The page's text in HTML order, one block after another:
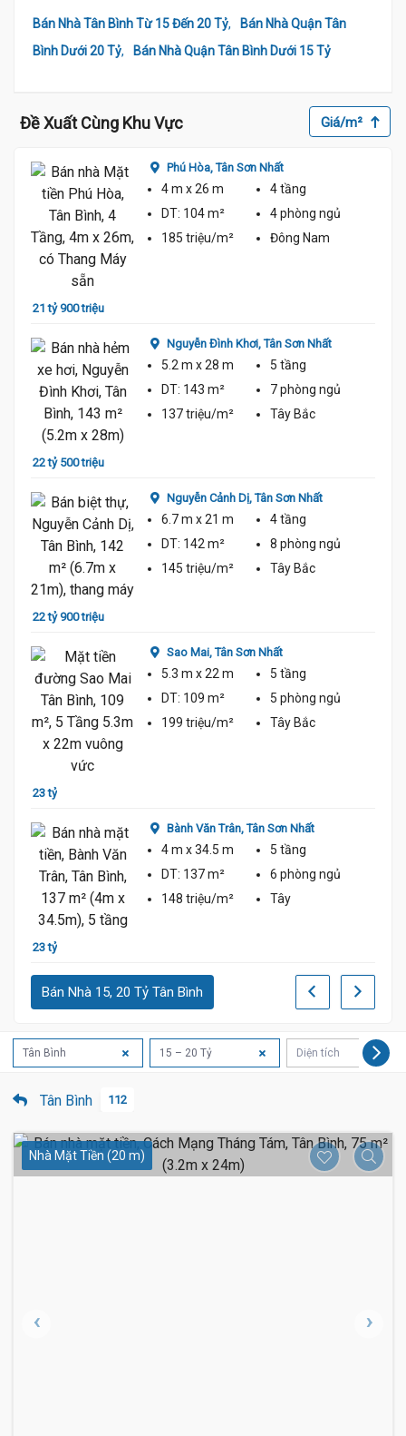
Bán Nhà Tân Bình Từ 15 Đến 20 Tỷ,
Bán Nhà Quận Tân
Bình Dưới 20 Tỷ, Bán Nhà Quận Tân Bình Dưới 15 Tỷ
Đề Xuất Cùng Khu Vực Giá/m²
21 tỷ 900 triệu
Phú Hòa,Tân Sơn Nhất
4 m x 26 m
4 tầng
DT: 104 m² 4 phòng ngủ
185 triệu/m²
Đông Nam
22 tỷ 500 triệu
Nguyễn Đình Khơi,Tân Sơn Nhất
5.2 m x 28 m
5 tầng
DT: 143 m² 7 phòng ngủ
137 triệu/m²
Tây Bắc
22 tỷ 900 triệu
Nguyễn Cảnh Dị,Tân Sơn Nhất
6.7 m x 21 m
4 tầng
DT: 142 m² 8 phòng ngủ
145 triệu/m²
Tây Bắc
23 tỷ
Sao Mai,Tân Sơn Nhất
5.3 m x 22 m
5 tầng
DT: 109 m² 5 phòng ngủ
199 triệu/m²
Tây Bắc
23 tỷ
Bành Văn Trân,Tân Sơn Nhất
4 m x 34.5 m
5 tầng
DT: 137 m² 6 phòng ngủ
148 triệu/m²
Tây
Bán Nhà 15, 20 Tỷ Tân Bình
Tân Bình 15 – 20 Tỷ Diện tích
Tân Bình 112
Nhà Mặt Tiền (20 m)